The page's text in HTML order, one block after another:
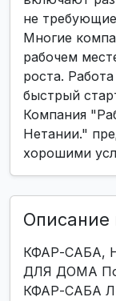
не
Многие
рабочем
роста.
быстрый
Компания
Нетании."
хорошими
Описание
КФАР-САБА,
ДЛЯ ДОМА
КФАР-САБА